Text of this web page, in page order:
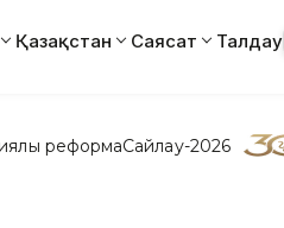
Қазақстан Саясат Талдау
реформаСайлау-2026